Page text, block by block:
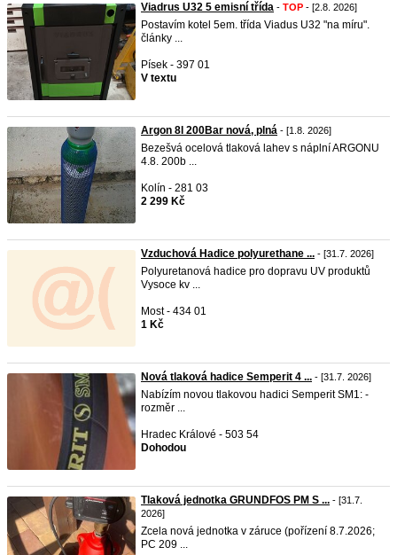
Viadrus U32 5 emisní třída - TOP - [2.8. 2026]
Postavím kotel 5em. třída Viadus U32 "na míru".
články ...
Písek - 397 01
V textu
Argon 8l 200Bar nová, plná - [1.8. 2026]
Bezešvá ocelová tlaková lahev s náplní ARGONU
4.8. 200b ...
Kolín - 281 03
2 299 Kč
Vzduchová Hadice polyurethane ... - [31.7. 2026]
Polyuretanová hadice pro dopravu UV produktů
Vysoce kv ...
Most - 434 01
1 Kč
Nová tlaková hadice Semperit 4 ... - [31.7. 2026]
Nabízím novou tlakovou hadici Semperit SM1: -
rozměr ...
Hradec Králové - 503 54
Dohodou
Tlaková jednotka GRUNDFOS PM S ... - [31.7.
2026]
Zcela nová jednotka v záruce (pořízení 8.7.2026;
PC 209 ...